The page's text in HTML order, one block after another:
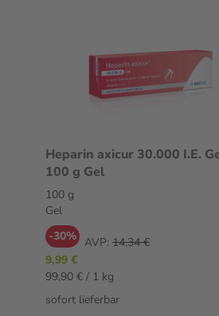
Heparin axicur 30.000 I.E.
100 g Gel
100 g
Gel
-30% AVP: 14,34 €
9,99 €
99,90 € / 1 kg
sofort lieferbar